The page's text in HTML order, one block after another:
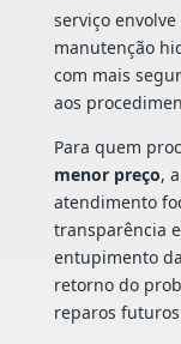
serviço
manutenção
com mais
aos
Para quem
menor preço,
atendimento
transparência
entupimento
retorno do
reparos